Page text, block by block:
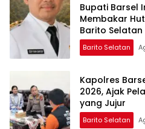
Bupati Barsel
Membakar
Barito
Barito Selatan
Kapolres
2026, Ajak
yang Jujur
Barito Selatan